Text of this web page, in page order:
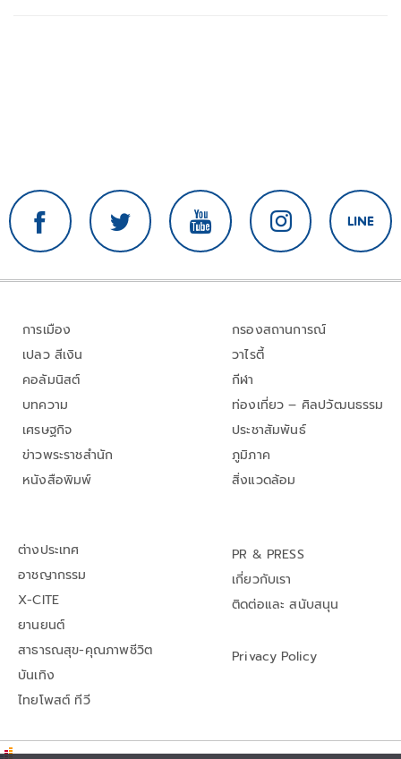
การเมือง
เปลว สีเงิน
คอลัมนิสต์
บทความ
เศรษฐกิจ
ข่าวพระราชสำนัก
หนังสือพิมพ์
กรองสถานการณ์
วาไรตี้
กีฬา
ท่องเที่ยว – ศิลปวัฒนธรรม
ประชาสัมพันธ์
ภูมิภาค
สิ่งแวดล้อม
ต่างประเทศ
อาชญากรรม
X-CITE
ยานยนต์
สาธารณสุข-คุณภาพชีวิต
บันเทิง
ไทยโพสต์ ทีวี
PR & PRESS
เกี่ยวกับเรา
ติดต่อและ สนับสนุน
Privacy Policy